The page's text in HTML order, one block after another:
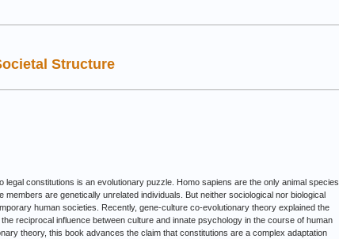
Structure
constitutions is an evolutionary puzzle. Homo sapiens are the only animal species
are genetically unrelated individuals. But neither sociological nor biological
human societies. Recently, gene-culture co-evolutionary theory explained the
reciprocal influence between culture and innate psychology in the course of human
theory, this book advances the claim that constitutions are a complex adaptation